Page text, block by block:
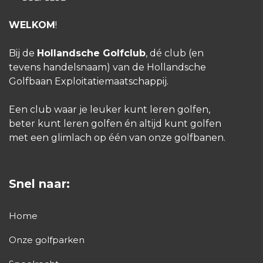
"Een succesvolle golfles begint bij goed
luisteren. Iedere speler heeft andere
kijken en te luisteren, bied ik een les aan die
past bij de persoon die voor me staat. Of het
aanpak blijft persoonlijk en op maat
WELKOM!
Bij de Hollandsche Golfclub, dé club (en
tevens handelsnaam) van de Hollandsche
Golfbaan Exploitatiemaatschappij.
Een club waar je leuker kunt leren golfen,
beter kunt leren golfen én altijd kunt golfen
met een glimlach op één van onze golfbanen.
Snel naar:
Home
Onze golfparken